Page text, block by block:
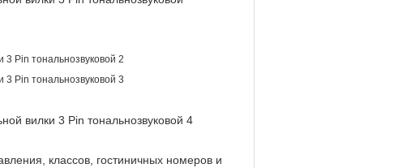
классов, гостиничных номеров и